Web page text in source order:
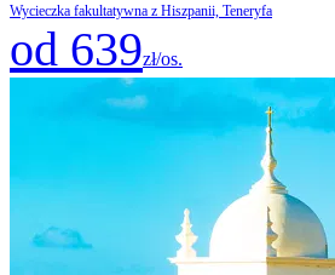
Wycieczka fakultatywna z Hiszpanii, Teneryfa
od 639zł/os.